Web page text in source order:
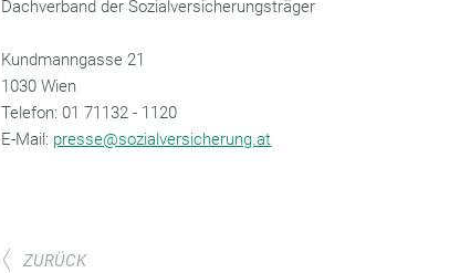
Dachverband der Sozialversicherungsträger
Kundmanngasse 21
1030 Wien
‌Telefon: 01 71132 - 1120
‌E-Mail: presse@sozialversicherung.at
ZURÜCK